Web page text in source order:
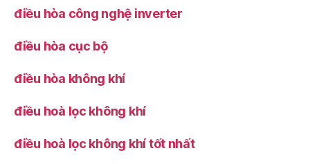
điều hòa công nghệ inverter
điều hòa cục bộ
điều hòa không khí
điều hoà lọc không khí
điều hoà lọc không khí tốt nhất